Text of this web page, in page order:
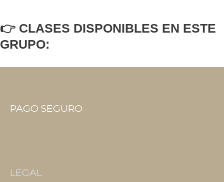
👉 CLASES DISPONIBLES EN ESTE
GRUPO:
PAGO SEGURO
LEGAL